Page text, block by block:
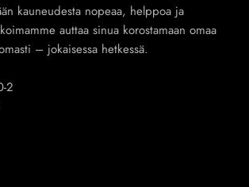
kauneudesta nopeaa, helppoa ja
auttaa sinua korostamaan omaa
– jokaisessa hetkessä.
2